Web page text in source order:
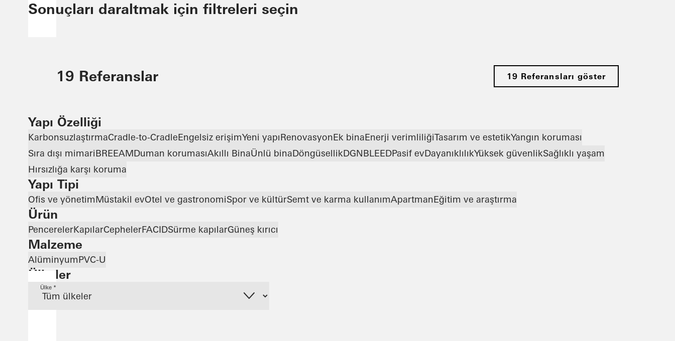
Sonuçları daraltmak için filtreleri seçin
19 Referanslar 19 Referansları göster
Yapı Özelliği
KarbonsuzlaştırmaCradle-to-CradleEngelsiz erişimYeni yapıRenovasyonEk binaEnerji verimliliğiTasarım ve estetikYangın koruması
Sıra dışı mimariBREEAMDuman korumasıAkıllı BinaÜnlü binaDöngüsellikDGNBLEEDPasif evDayanıklılıkYüksek güvenlikSağlıklı yaşam
Hırsızlığa karşı koruma
Yapı Tipi
Ofis ve yönetimMüstakil evOtel ve gastronomiSpor ve kültürSemt ve karma kullanımApartmanEğitim ve araştırma
Ürün
PencerelerKapılarCephelerFACIDSürme kapılarGüneş kırıcı
Malzeme
AlüminyumPVC-U
Ülkeler
Ülke *